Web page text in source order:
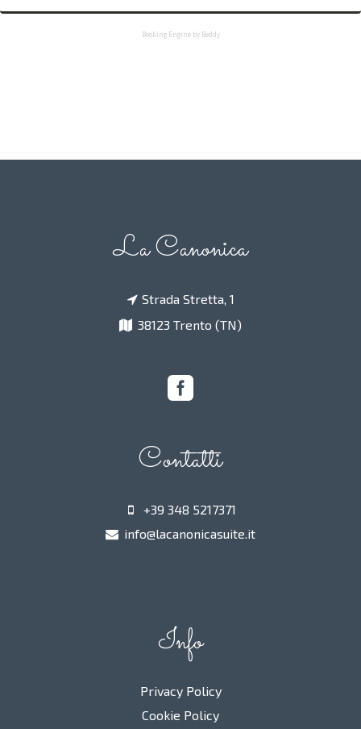
Booking Engine by Beddy
La Canonica
Strada Stretta, 1
38123 Trento (TN)
Contatti
+39 348 5217371
info@lacanonicasuite.it
Info
Privacy Policy
Cookie Policy